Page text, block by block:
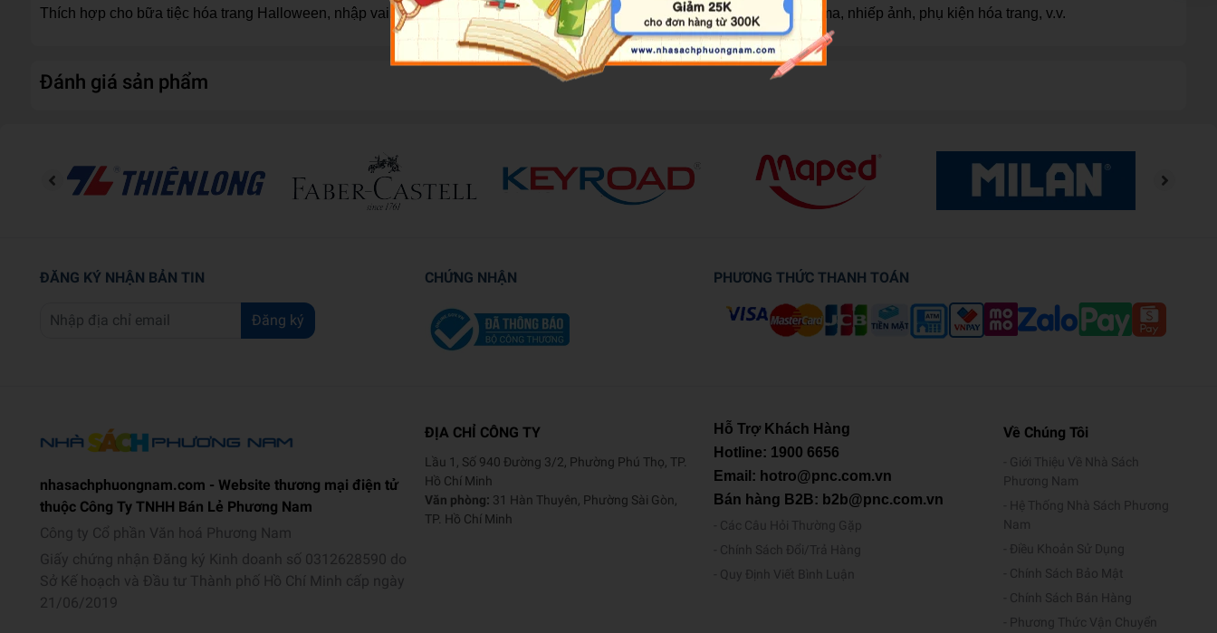
Thích hợp cho bữa tiệc hóa trang Halloween, nhập vai, hóa trang, ma cà rồng, trò chơi cosplay, biểu diễn sân khấu, lễ hội ma, nhiếp ảnh, phụ kiện hóa trang, v.v.
Đánh giá sản phẩm
ĐĂNG KÝ NHẬN BẢN TIN
Đăng ký
CHỨNG NHẬN PHƯƠNG THỨC THANH TOÁN
nhasachphuongnam.com - Website thương mại điện tử
thuộc Công Ty TNHH Bán Lẻ Phương Nam
Công ty Cổ phần Văn hoá Phương Nam
Giấy chứng nhận Đăng ký Kinh doanh số 0312628590 do
Sở Kế hoạch và Đầu tư Thành phố Hồ Chí Minh cấp ngày
21/06/2019
ĐỊA CHỈ CÔNG TY
Lầu 1, Số 940 Đường 3/2, Phường Phú Thọ, TP.
Hồ Chí Minh
Văn phòng: 31 Hàn Thuyên, Phường Sài Gòn,
TP. Hồ Chí Minh
Hỗ Trợ Khách Hàng
Hotline: 1900 6656
Email: hotro@pnc.com.vn
Bán hàng B2B: b2b@pnc.com.vn
Các Câu Hỏi Thường Gặp
Chính Sách Đổi/Trả Hàng
Quy Định Viết Bình Luận
Về Chúng Tôi
Giới Thiệu Về Nhà Sách
Phương Nam
Hệ Thống Nhà Sách Phương
Nam
Điều Khoản Sử Dụng
Chính Sách Bảo Mật
Chính Sách Bán Hàng
Phương Thức Vận Chuyển